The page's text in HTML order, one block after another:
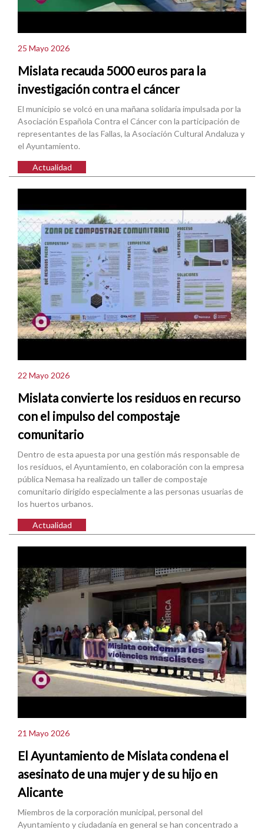
25 Mayo 2026
Mislata recauda 5000 euros para la
investigación contra el cáncer
El municipio se volcó en una mañana solidaria impulsada por la
Asociación Española Contra el Cáncer con la participación de
representantes de las Fallas, la Asociación Cultural Andaluza y
el Ayuntamiento.
Actualidad
22 Mayo 2026
Mislata convierte los residuos en recurso
con el impulso del compostaje
comunitario
Dentro de esta apuesta por una gestión más responsable de
los residuos, el Ayuntamiento, en colaboración con la empresa
pública Nemasa ha realizado un taller de compostaje
comunitario dirigido especialmente a las personas usuarias de
los huertos urbanos.
Actualidad
21 Mayo 2026
El Ayuntamiento de Mislata condena el
asesinato de una mujer y de su hijo en
Alicante
Miembros de la corporación municipal, personal del
Ayuntamiento y ciudadanía en general se han concentrado a